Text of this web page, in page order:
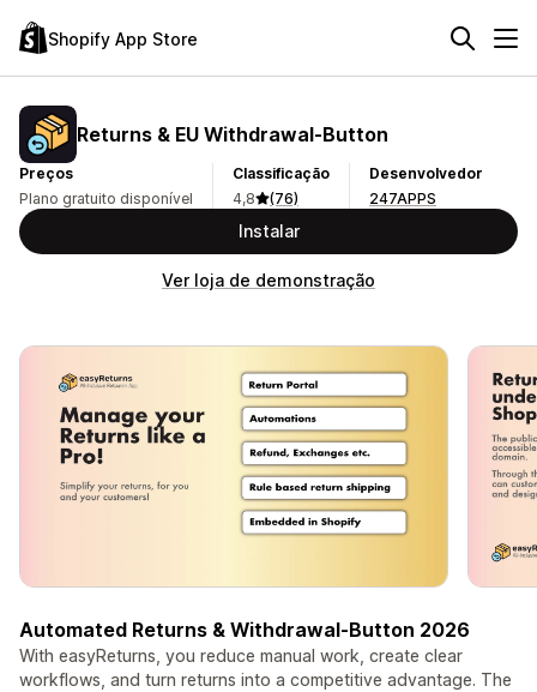
Shopify App Store
Returns & EU Withdrawal‑Button
Preços
Plano gratuito disponível
Classificação
4,8
(76)
Desenvolvedor
247APPS
Instalar
Ver loja de demonstração
Automated Returns & Withdrawal-Button 2026
With easyReturns, you reduce manual work, create clear
workflows, and turn returns into a competitive advantage. The